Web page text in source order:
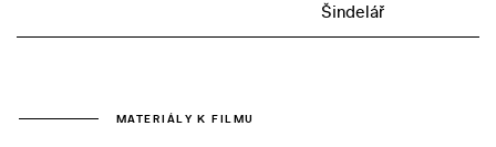
Šindelář
MATERIÁLY K FILMU